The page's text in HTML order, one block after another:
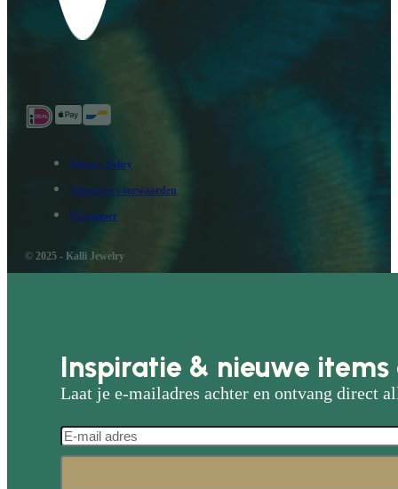
Privacy Policy
Algemene voorwaarden
Disclaimer
© 2025 - Kalli Jewelry
Inspiratie & nieuwe
Laat je e-mailadres achter en ontvang direct